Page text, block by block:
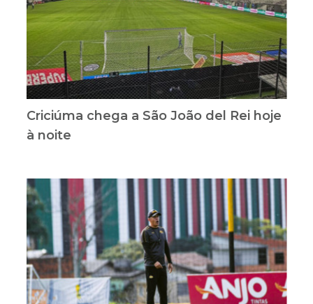
Criciúma chega a São João del Rei hoje
à noite